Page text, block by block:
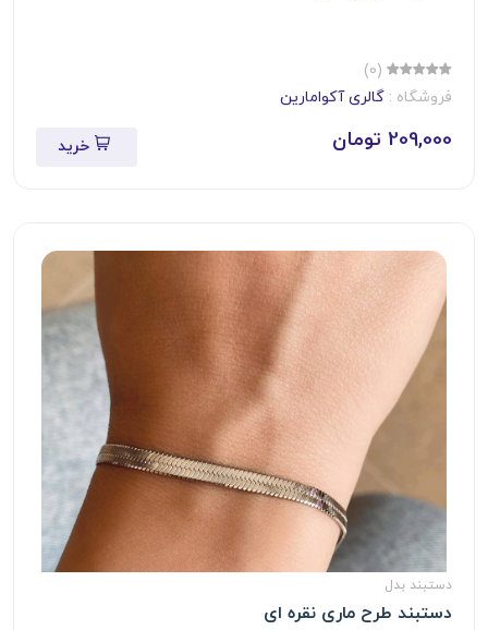
(0)
فروشگاه : گالری آکوامارین
209,000 تومان خرید
دستبند بدل
دستبند طرح ماری نقره ای